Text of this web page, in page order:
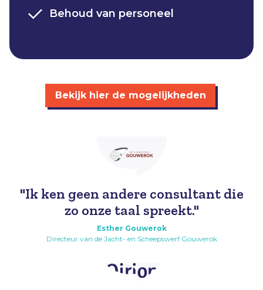
Behoud van personeel​
Bekijk hier de mogelijkheden
"Ik ken geen andere consultant die
zo onze taal spreekt."
Esther Gouwerok
Directeur van de Jacht- en Scheepswerf Gouwerok